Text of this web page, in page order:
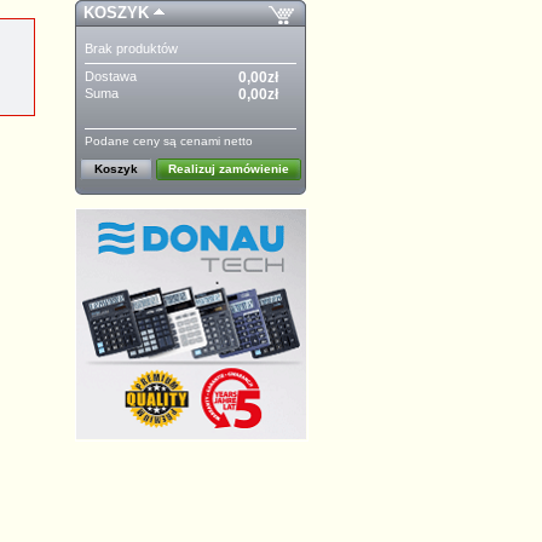
KOSZYK
Brak produktów
Dostawa
0,00zł
Suma 0,00zł
Podane ceny są cenami netto
Koszyk Realizuj zamówienie